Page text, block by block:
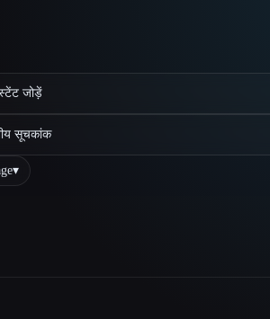
जोड़ें
सूचकांक
▾